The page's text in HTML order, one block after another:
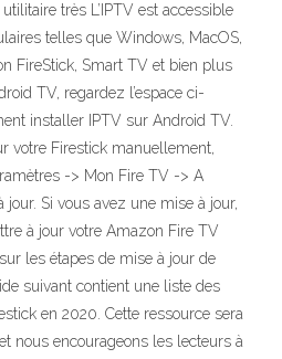
très L’IPTV est accessible
telles que Windows, MacOS,
FireStick, Smart TV et bien plus
TV, regardez l’espace ci-
installer IPTV sur Android TV.
votre Firestick manuellement,
-> Mon Fire TV -> A
Si vous avez une mise à jour,
à jour votre Amazon Fire TV
les étapes de mise à jour de
suivant contient une liste des
en 2020. Cette ressource sera
nous encourageons les lecteurs à